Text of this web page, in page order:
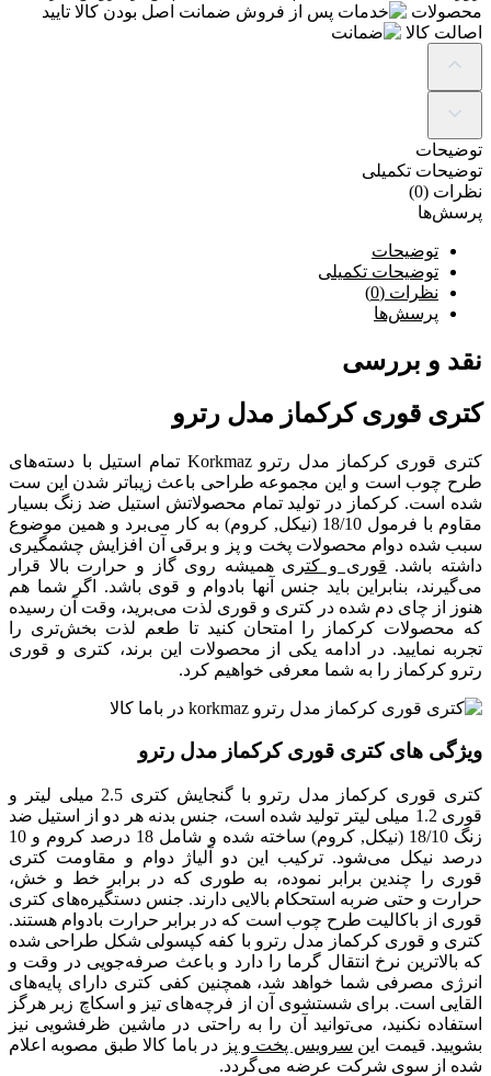
محصولات
ضمانت اصل بودن کالا تایید
اصالت کالا
توضیحات
توضیحات تکمیلی
نظرات (0)
پرسش‌ها
توضیحات
توضیحات تکمیلی
نظرات (0)
پرسش‌ها
نقد و بررسی
کتری قوری کرکماز مدل رترو
کتری قوری کرکماز مدل رترو Korkmaz تمام استیل با دسته‌های
طرح چوب است و این مجموعه طراحی باعث زیباتر شدن این ست
شده است. کرکماز در تولید تمام محصولاتش استیل ضد زنگ بسیار
مقاوم با فرمول 18/10 (نیکل, کروم) به کار می‌برد و همین موضوع
سبب شده دوام محصولات پخت و پز و برقی آن افزایش چشمگیری
داشته باشد. قوری و کتری همیشه روی گاز و حرارت بالا قرار
می‌گیرند، بنابراین باید جنس آنها بادوام و قوی باشد. اگر شما هم
هنوز از چای دم شده در کتری و قوری لذت می‌برید، وقت آن رسیده
که محصولات کرکماز را امتحان کنید تا طعم لذت بخش‌تری را
تجربه نمایید. در ادامه یکی از محصولات این برند، کتری و قوری
رترو کرکماز را به شما معرفی خواهیم کرد.
ویژگی های کتری قوری کرکماز مدل رترو
کتری قوری کرکماز مدل رترو با گنجایش کتری 2.5 میلی لیتر و
قوری 1.2 میلی لیتر تولید شده است، جنس بدنه هر دو از استیل ضد
زنگ 18/10 (نیکل, کروم) ساخته شده و شامل 18 درصد کروم و 10
درصد نیکل می‌شود. ترکیب این دو آلیاژ دوام و مقاومت کتری
قوری را چندین برابر نموده، به طوری که در برابر خط و خش،
حرارت و حتی ضربه استحکام بالایی دارند. جنس دستگیره‌های کتری
قوری از باکالیت طرح چوب است که در برابر حرارت بادوام هستند.
کتری و قوری کرکماز مدل رترو با کفه کپسولی شکل طراحی شده
که بالاترین نرخ انتقال گرما را دارد و باعث صرفه‌جویی در وقت و
انرژی مصرفی شما خواهد شد، همچنین کفی کتری دارای پایه‌های
القایی است. برای شستشوی آن از فرچه‌های تیز و اسکاچ زبر هرگز
استفاده نکنید، می‌توانید آن را به راحتی در ماشین ظرفشویی نیز
بشویید. قیمت این سرویس پخت و پز در باما کالا طبق مصوبه اعلام
شده از سوی شرکت عرضه می‌گردد.